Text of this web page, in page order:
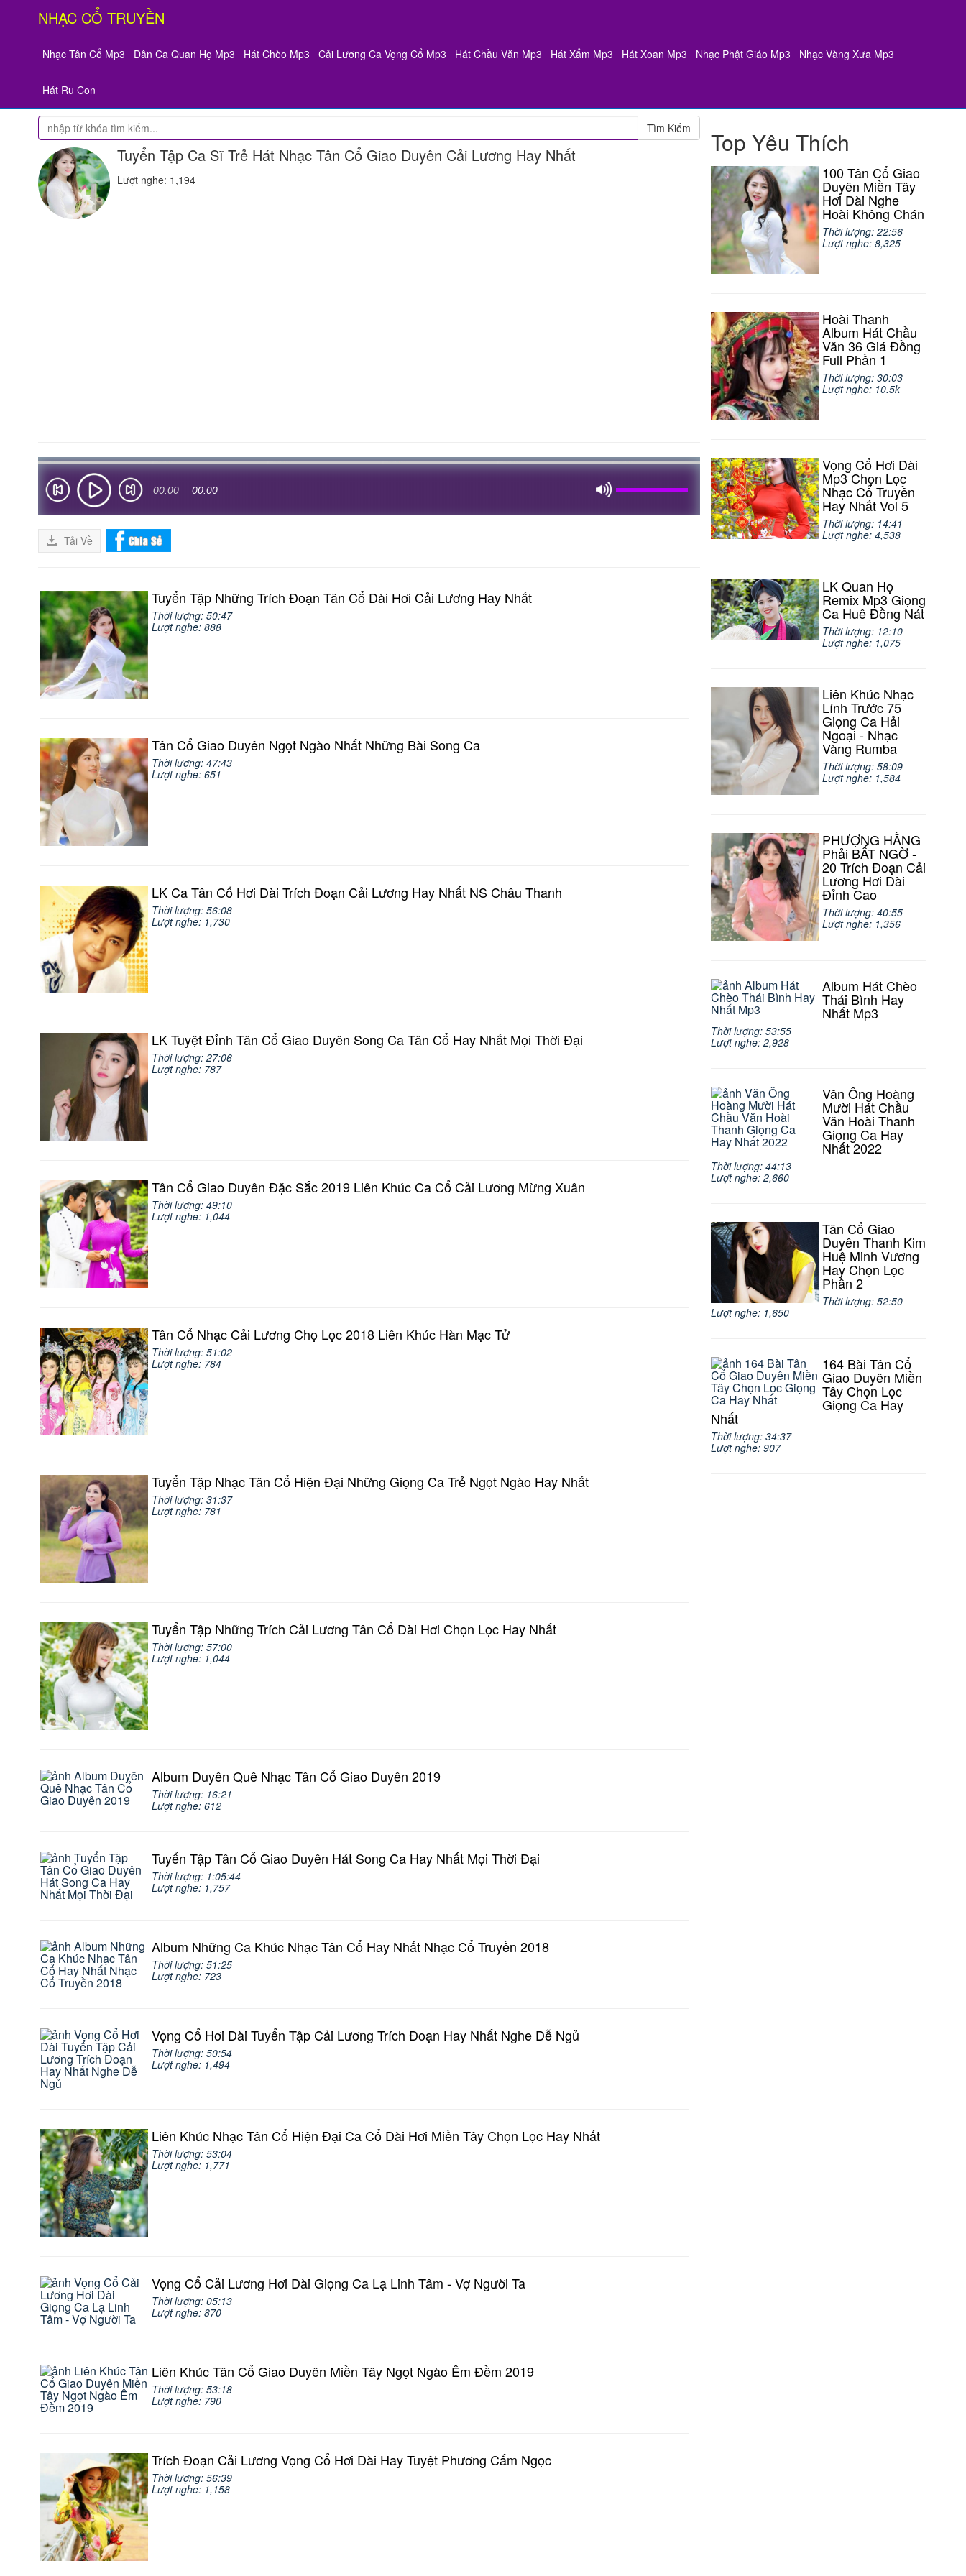
NHẠC CỔ TRUYỀN
Nhạc Tân Cổ Mp3 Dân Ca Quan Họ Mp3 Hát Chèo Mp3 Cải Lương Ca Vọng Cổ Mp3 Hát Chầu Văn Mp3 Hát Xẩm Mp3 Hát Xoan Mp3 Nhạc Phật Giáo Mp3 Nhạc Vàng Xưa Mp3
Hát Ru Con
Tìm Kiếm
Tuyển Tập Ca Sĩ Trẻ Hát Nhạc Tân Cổ Giao Duyên Cải Lương Hay Nhất
Lượt nghe: 1,194
00:00 00:00
Tải Về
Tuyển Tập Những Trích Đoạn Tân Cổ Dài Hơi Cải Lương Hay Nhất
Thời lượng: 50:47
Lượt nghe: 888
Tân Cổ Giao Duyên Ngọt Ngào Nhất Những Bài Song Ca
Thời lượng: 47:43
Lượt nghe: 651
LK Ca Tân Cổ Hơi Dài Trích Đoạn Cải Lương Hay Nhất NS Châu Thanh
Thời lượng: 56:08
Lượt nghe: 1,730
LK Tuyệt Đỉnh Tân Cổ Giao Duyên Song Ca Tân Cổ Hay Nhất Mọi Thời Đại
Thời lượng: 27:06
Lượt nghe: 787
Tân Cổ Giao Duyên Đặc Sắc 2019 Liên Khúc Ca Cổ Cải Lương Mừng Xuân
Thời lượng: 49:10
Lượt nghe: 1,044
Tân Cổ Nhạc Cải Lương Chọ Lọc 2018 Liên Khúc Hàn Mạc Tử
Thời lượng: 51:02
Lượt nghe: 784
Tuyển Tập Nhạc Tân Cổ Hiện Đại Những Giọng Ca Trẻ Ngọt Ngào Hay Nhất
Thời lượng: 31:37
Lượt nghe: 781
Tuyển Tập Những Trích Cải Lương Tân Cổ Dài Hơi Chọn Lọc Hay Nhất
Thời lượng: 57:00
Lượt nghe: 1,044
Album Duyên Quê Nhạc Tân Cổ Giao Duyên 2019
Thời lượng: 16:21
Lượt nghe: 612
Tuyển Tập Tân Cổ Giao Duyên Hát Song Ca Hay Nhất Mọi Thời Đại
Thời lượng: 1:05:44
Lượt nghe: 1,757
Album Những Ca Khúc Nhạc Tân Cổ Hay Nhất Nhạc Cổ Truyền 2018
Thời lượng: 51:25
Lượt nghe: 723
Vọng Cổ Hơi Dài Tuyển Tập Cải Lương Trích Đoạn Hay Nhất Nghe Dễ Ngủ
Thời lượng: 50:54
Lượt nghe: 1,494
Liên Khúc Nhạc Tân Cổ Hiện Đại Ca Cổ Dài Hơi Miền Tây Chọn Lọc Hay Nhất
Thời lượng: 53:04
Lượt nghe: 1,771
Vọng Cổ Cải Lương Hơi Dài Giọng Ca Lạ Linh Tâm - Vợ Người Ta
Thời lượng: 05:13
Lượt nghe: 870
Liên Khúc Tân Cổ Giao Duyên Miền Tây Ngọt Ngào Êm Đềm 2019
Thời lượng: 53:18
Lượt nghe: 790
Trích Đoạn Cải Lương Vọng Cổ Hơi Dài Hay Tuyệt Phương Cấm Ngọc
Thời lượng: 56:39
Lượt nghe: 1,158
Top Yêu Thích
100 Tân Cổ Giao
Duyên Miền Tây
Hơi Dài Nghe
Hoài Không Chán
Thời lượng: 22:56
Lượt nghe: 8,325
Hoài Thanh
Album Hát Chầu
Văn 36 Giá Đồng
Full Phần 1
Thời lượng: 30:03
Lượt nghe: 10.5k
Vọng Cổ Hơi Dài
Mp3 Chọn Lọc
Nhạc Cổ Truyền
Hay Nhất Vol 5
Thời lượng: 14:41
Lượt nghe: 4,538
LK Quan Họ
Remix Mp3 Giọng
Ca Huê Đồng Nát
Thời lượng: 12:10
Lượt nghe: 1,075
Liên Khúc Nhạc
Lính Trước 75
Giọng Ca Hải
Ngoại - Nhạc
Vàng Rumba
Thời lượng: 58:09
Lượt nghe: 1,584
PHƯỢNG HẰNG
Phải BẤT NGỜ -
20 Trích Đoạn Cải
Lương Hơi Dài
Đỉnh Cao
Thời lượng: 40:55
Lượt nghe: 1,356
Album Hát Chèo
Thái Bình Hay
Nhất Mp3
Thời lượng: 53:55
Lượt nghe: 2,928
Văn Ông Hoàng
Mười Hát Chầu
Văn Hoài Thanh
Giọng Ca Hay
Nhất 2022
Thời lượng: 44:13
Lượt nghe: 2,660
Tân Cổ Giao
Duyên Thanh Kim
Huệ Minh Vương
Hay Chọn Lọc
Phần 2
Thời lượng: 52:50
Lượt nghe: 1,650
164 Bài Tân Cổ
Giao Duyên Miền
Tây Chọn Lọc
Giọng Ca Hay
Nhất
Thời lượng: 34:37
Lượt nghe: 907